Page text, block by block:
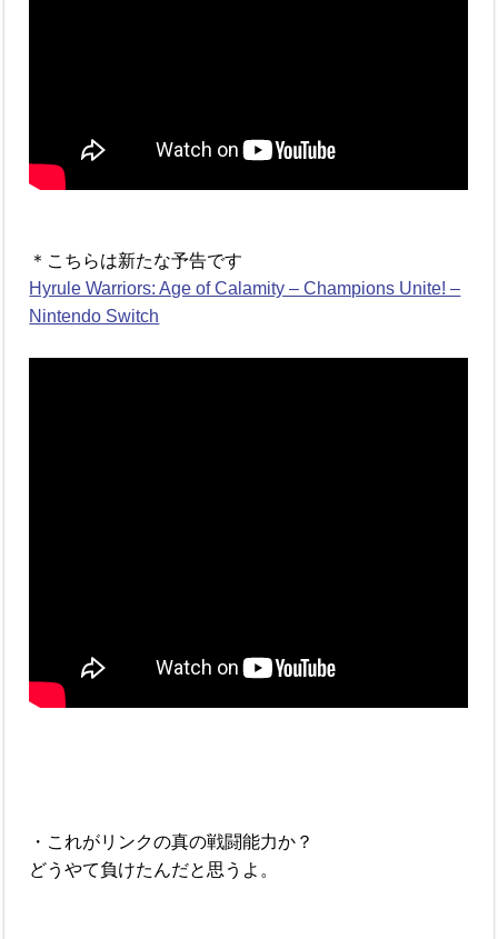
＊こちらは新たな予告です
Hyrule Warriors: Age of Calamity – Champions Unite! –
Nintendo Switch
・これがリンクの真の戦闘能力か？
どうやて負けたんだと思うよ。